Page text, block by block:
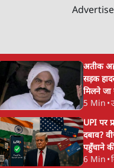
अतीक
सड़क
मिलने जा
5 Min •
UPI पर
दबाव?
पहुँचाने
6 Min •